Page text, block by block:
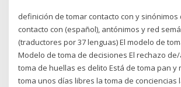
definición de tomar contacto con y sinónimos
contacto con (español), antónimos y red
(traductores por 37 lenguas) El modelo de
Modelo de toma de decisiones El rechazo
toma de huellas es delito Está de toma pan y
toma unos días libres la toma de conciencias